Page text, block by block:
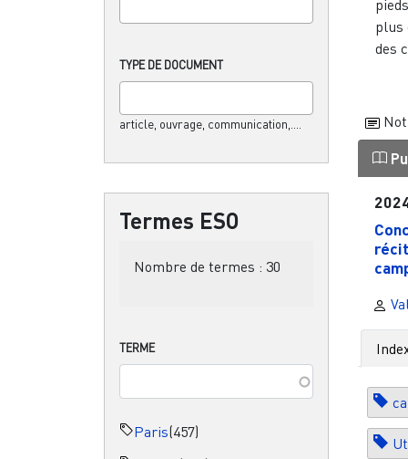
TYPE DE DOCUMENT
article, ouvrage, communication,....
Termes ESO
Nombre de termes : 30
TERME
Paris(457)
plus
des